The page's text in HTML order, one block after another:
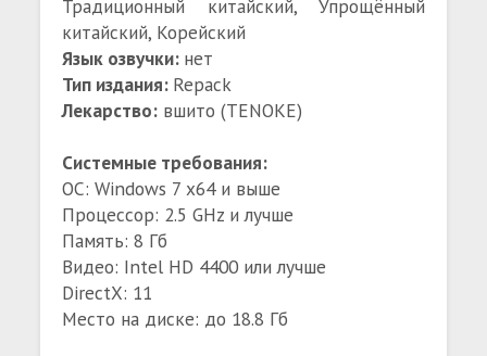
Традиционный китайский, Упрощённый
китайский, Корейский
Язык озвучки: нет
Тип издания: Repack
Лекарство: вшито (TENOKE)
Системные требования:
ОС: Windows 7 x64 и выше
Процессор: 2.5 GHz и лучше
Память: 8 Гб
Видео: Intel HD 4400 или лучше
DirectX: 11
Место на диске: до 18.8 Гб